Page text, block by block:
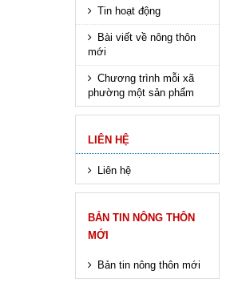
Tin hoạt động
Bài viết về nông thôn
mới
Chương trình mỗi xã
phường một sản phẩm
LIÊN HỆ
Liên hệ
BẢN TIN NÔNG THÔN
MỚI
Bản tin nông thôn mới